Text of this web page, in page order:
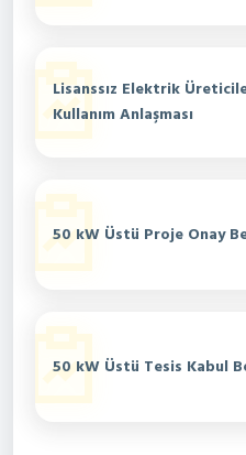
Lisanssız Elektrik
Kullanım Anlaşması
50 kW Üstü Proje Onay
50 kW Üstü Tesis Kabul